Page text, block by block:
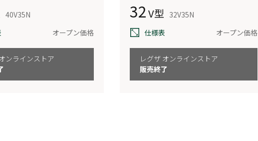
40V35N
オープン価格
ンラインストア
32V型 32V35N
仕様表
オープン価格
レグザ オンラインストア
販売終了